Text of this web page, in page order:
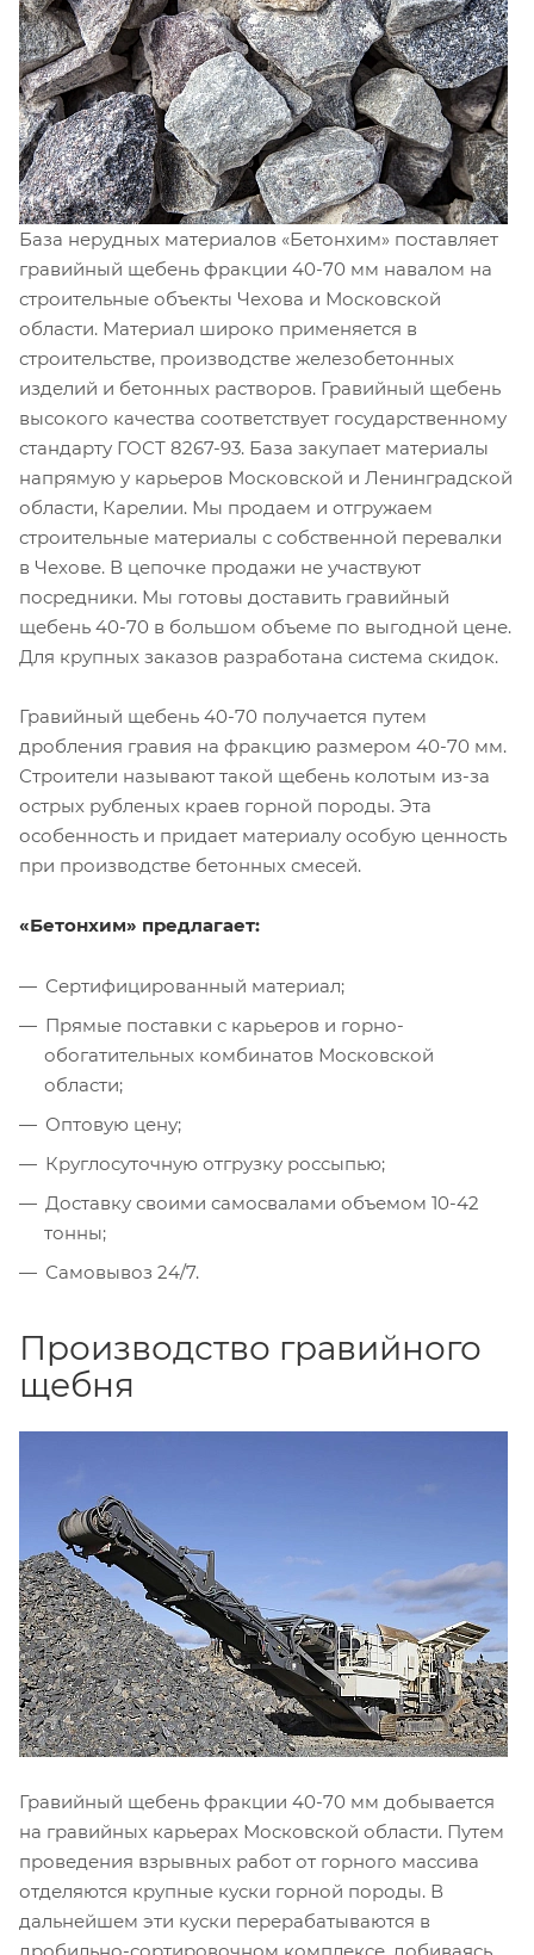
База нерудных материалов «Бетонхим» поставляет
гравийный щебень фракции 40-70 мм навалом на
строительные объекты Чехова и Московской
области. Материал широко применяется в
строительстве, производстве железобетонных
изделий и бетонных растворов. Гравийный щебень
высокого качества соответствует государственному
стандарту ГОСТ 8267-93. База закупает материалы
напрямую у карьеров Московской и Ленинградской
области, Карелии. Мы продаем и отгружаем
строительные материалы с собственной перевалки
в Чехове. В цепочке продажи не участвуют
посредники. Мы готовы доставить гравийный
щебень 40-70 в большом объеме по выгодной цене.
Для крупных заказов разработана система скидок.
Гравийный щебень 40-70 получается путем
дробления гравия на фракцию размером 40-70 мм.
Строители называют такой щебень колотым из-за
острых рубленых краев горной породы. Эта
особенность и придает материалу особую ценность
при производстве бетонных смесей.
«Бетонхим» предлагает:
Сертифицированный материал;
Прямые поставки с карьеров и горно-
обогатительных комбинатов Московской
области;
Оптовую цену;
Круглосуточную отгрузку россыпью;
Доставку своими самосвалами объемом 10-42
тонны;
Самовывоз 24/7.
Производство гравийного
щебня
Гравийный щебень фракции 40-70 мм добывается
на гравийных карьерах Московской области. Путем
проведения взрывных работ от горного массива
отделяются крупные куски горной породы. В
дальнейшем эти куски перерабатываются в